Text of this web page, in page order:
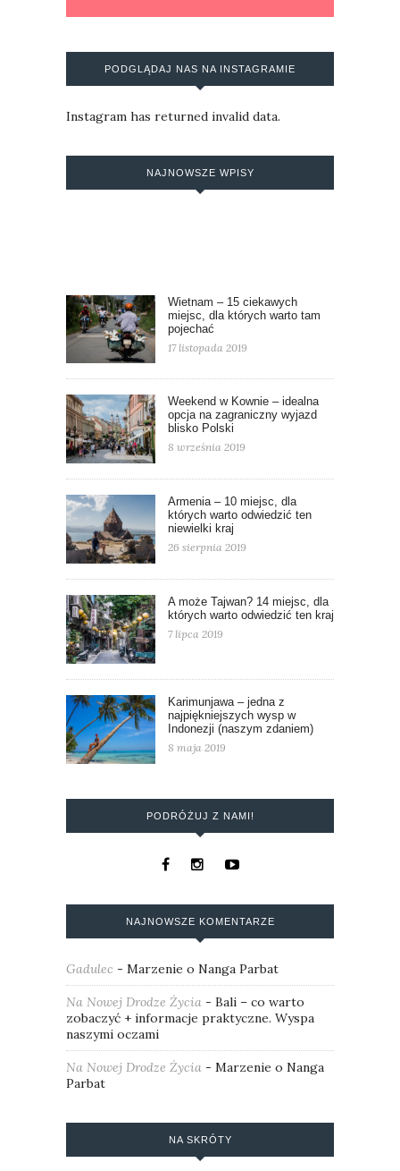
PODGLĄDAJ NAS NA INSTAGRAMIE
Instagram has returned invalid data.
NAJNOWSZE WPISY
Wietnam – 15 ciekawych
miejsc, dla których warto tam
pojechać
17 listopada 2019
Weekend w Kownie – idealna
opcja na zagraniczny wyjazd
blisko Polski
8 września 2019
Armenia – 10 miejsc, dla
których warto odwiedzić ten
niewielki kraj
26 sierpnia 2019
A może Tajwan? 14 miejsc, dla
których warto odwiedzić ten kraj
7 lipca 2019
Karimunjawa – jedna z
najpiękniejszych wysp w
Indonezji (naszym zdaniem)
8 maja 2019
PODRÓŻUJ Z NAMI!
NAJNOWSZE KOMENTARZE
Gadulec - Marzenie o Nanga Parbat
Na Nowej Drodze Życia - Bali – co warto
zobaczyć + informacje praktyczne. Wyspa
naszymi oczami
Na Nowej Drodze Życia - Marzenie o Nanga
Parbat
NA SKRÓTY